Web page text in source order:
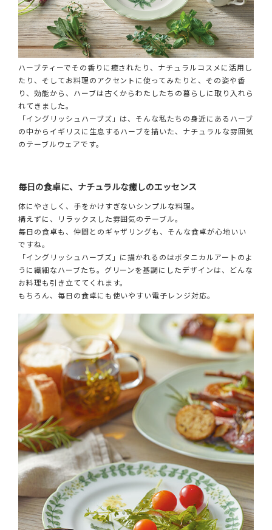
ハーブティーでその香りに癒されたり、ナチュラルコスメに活用し
たり、そしてお料理のアクセントに使ってみたりと、その姿や香
り、効能から、ハーブは古くからわたしたちの暮らしに取り入れら
れてきました。
「イングリッシュハーブズ」は、そんな私たちの身近にあるハーブ
の中からイギリスに生息するハーブを描いた、ナチュラルな雰囲気
のテーブルウェアです。
毎日の食卓に、ナチュラルな癒しのエッセンス
体にやさしく、手をかけすぎないシンプルな料理。
構えずに、リラックスした雰囲気のテーブル。
毎日の食卓も、仲間とのギャザリングも、そんな食卓が心地いい
ですね。
「イングリッシュハーブズ」に描かれるのはボタニカルアートのよ
うに繊細なハーブたち。グリーンを基調にしたデザインは、どんな
お料理も引き立ててくれます。
もちろん、毎日の食卓にも使いやすい電子レンジ対応。